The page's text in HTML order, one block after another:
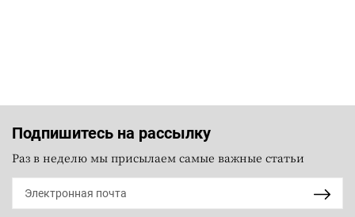
Подпишитесь на рассылку
Раз в неделю мы присылаем самые важные статьи